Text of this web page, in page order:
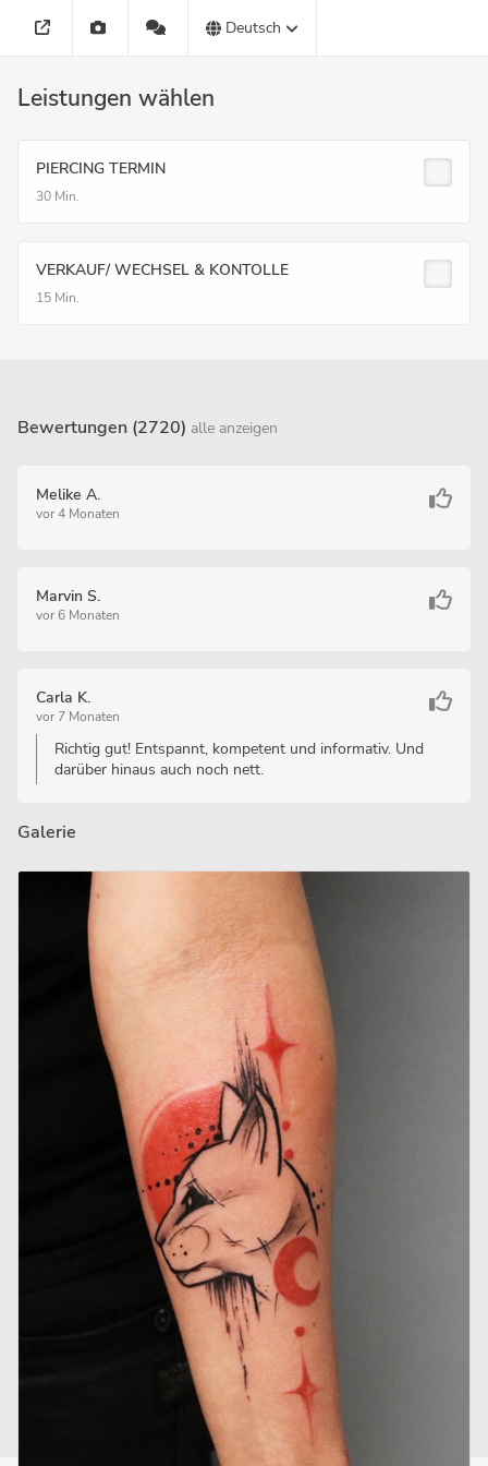
Deutsch
Leistungen wählen
PIERCING TERMIN
30 Min.
VERKAUF/ WECHSEL & KONTOLLE
15 Min.
Bewertungen (2720) alle anzeigen
Melike A.
vor 4 Monaten
Marvin S.
vor 6 Monaten
Carla K.
vor 7 Monaten
Richtig gut! Entspannt, kompetent und informativ. Und
darüber hinaus auch noch nett.
Galerie